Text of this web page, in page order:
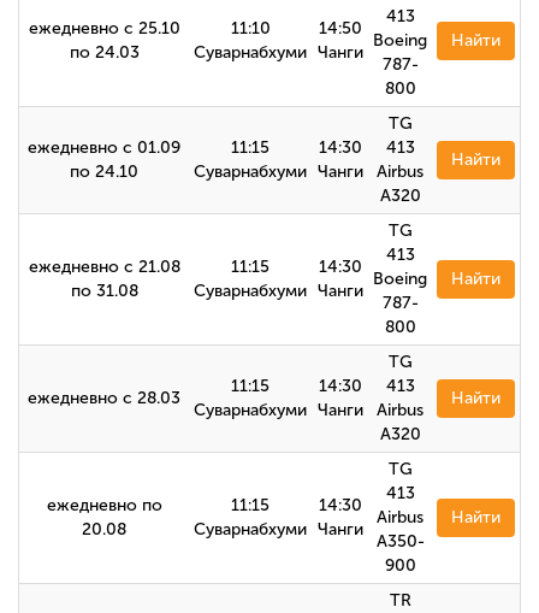
ежедневно с 25.10
по 24.03
11:10
Суварнабхуми
14:50
Чанги
413
Boeing
787-
800
Найти
ежедневно с 01.09
по 24.10
11:15
Суварнабхуми
14:30
Чанги
TG
413
Airbus
A320
Найти
ежедневно с 21.08
по 31.08
11:15
Суварнабхуми
14:30
Чанги
TG
413
Boeing
787-
800
Найти
ежедневно с 28.03
11:15
Суварнабхуми
14:30
Чанги
TG
413
Airbus
А320
Найти
ежедневно по
20.08
11:15
Суварнабхуми
14:30
Чанги
TG
413
Airbus
A350-
900
Найти
TR